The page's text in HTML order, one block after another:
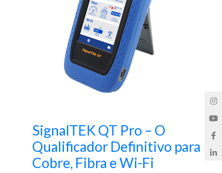
SignalTEK QT Pro – O
Qualificador Definitivo para
Cobre, Fibra e Wi-Fi